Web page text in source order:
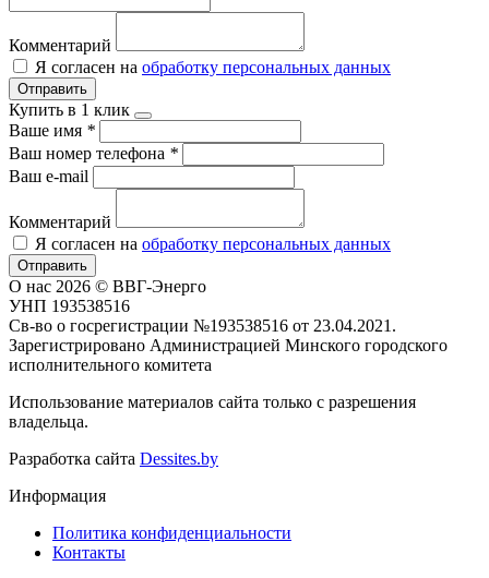
Комментарий
Я согласен на обработку персональных данных
Отправить
Купить в 1 клик
Ваше имя *
Ваш номер телефона *
Ваш e-mail
Комментарий
Я согласен на обработку персональных данных
Отправить
О нас 2026 © ВВГ-Энерго
УНП 193538516
Св-во о госрегистрации №193538516 от 23.04.2021.
Зарегистрировано Администрацией Минского городского
исполнительного комитета
Использование материалов сайта только с разрешения
владельца.
Разработка сайта Dessites.by
Информация
Политика конфиденциальности
Контакты